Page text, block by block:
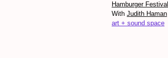
Hamburger Festival
With Judith Haman
art + sound space